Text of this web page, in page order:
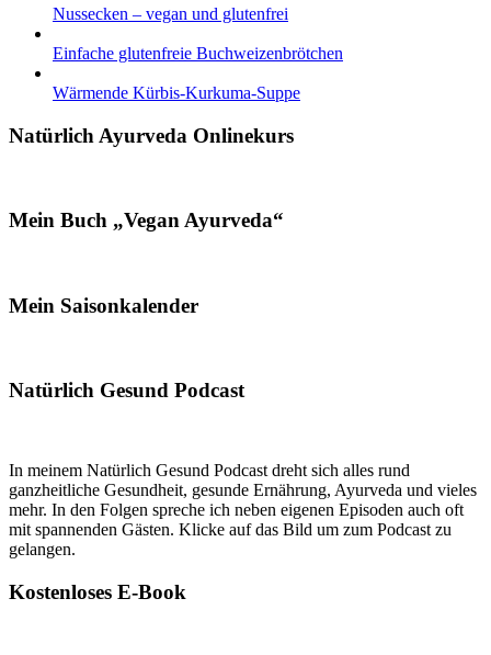
Nussecken – vegan und glutenfrei
Einfache glutenfreie Buchweizenbrötchen
Wärmende Kürbis-Kurkuma-Suppe
Natürlich Ayurveda Onlinekurs
Mein Buch „Vegan Ayurveda“
Mein Saisonkalender
Natürlich Gesund Podcast
In meinem Natürlich Gesund Podcast dreht sich alles rund
ganzheitliche Gesundheit, gesunde Ernährung, Ayurveda und vieles
mehr. In den Folgen spreche ich neben eigenen Episoden auch oft
mit spannenden Gästen. Klicke auf das Bild um zum Podcast zu
gelangen.
Kostenloses E-Book